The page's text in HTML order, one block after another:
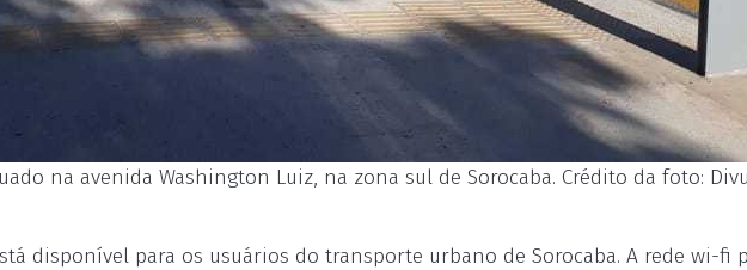
na avenida Washington Luiz, na zona sul de Sorocaba. Crédito da foto:
disponível para os usuários do transporte urbano de Sorocaba. A rede wi-fi